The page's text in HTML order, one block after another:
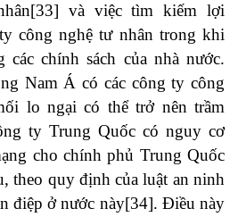
[33] và việc tìm kiếm lợi
công nghệ tư nhân trong khi
các chính sách của nhà nước.
Nam Á có các công ty công
lo ngại có thể trở nên trầm
ty Trung Quốc có nguy cơ
cho chính phủ Trung Quốc
theo quy định của luật an ninh
điệp ở nước này[34]. Điều này